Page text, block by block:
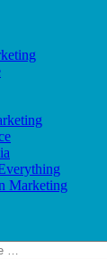
Marketing